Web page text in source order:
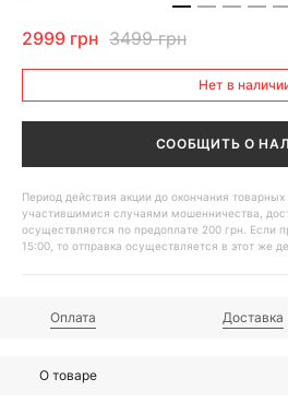
2999 грн 3499 грн
Нет в
СООБЩИТЬ О
Период действия акции до окончания
участившимися случаями мошенничества,
осуществляется по предоплате 200 грн. Если
15:00, то отправка осуществляется в этот же
Оплата Доставка
О товаре